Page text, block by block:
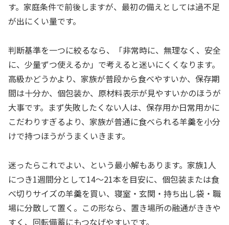
す。家庭条件で前後しますが、最初の備えとしては過不足
が出にくい量です。
判断基準を一つに絞るなら、「非常時に、無理なく、安全
に、少量ずつ使えるか」で考えると迷いにくくなります。
高級かどうかより、家族が普段から食べやすいか、保存期
間は十分か、個包装か、原材料表示が見やすいかのほうが
大事です。まず失敗したくない人は、保存用か日常用かに
こだわりすぎるより、家族が普通に食べられる羊羹を小分
けで持つほうがうまくいきます。
迷ったらこれでよい、という最小解もあります。家族1人
につき1週間分として14〜21本を目安に、個包装または食
べ切りサイズの羊羹を買い、寝室・玄関・持ち出し袋・職
場に分散して置く。この形なら、置き場所の融通がききや
すく、回転備蓄にもつなげやすいです。